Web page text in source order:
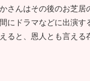
さんはその後のお芝
にドラマなどに出演
ると、恩人とも言える